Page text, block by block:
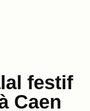
festif
Caen